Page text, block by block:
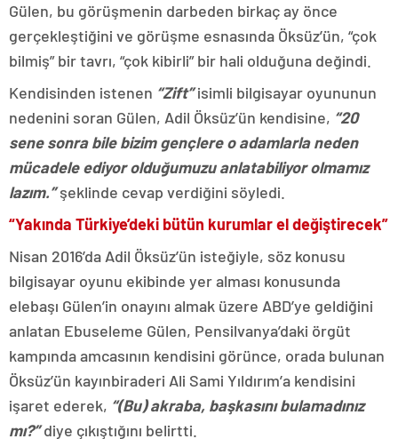
Gülen, bu görüşmenin darbeden birkaç ay önce
gerçekleştiğini ve görüşme esnasında Öksüz’ün, “çok
bilmiş” bir tavrı, “çok kibirli” bir hali olduğuna değindi.
Kendisinden istenen “Zift”isimli bilgisayar oyununun
nedenini soran Gülen, Adil Öksüz’ün kendisine, “20
sene sonra bile bizim gençlere o adamlarla neden
mücadele ediyor olduğumuzu anlatabiliyor olmamız
lazım.”şeklinde cevap verdiğini söyledi.
“Yakında Türkiye’deki bütün kurumlar el değiştirecek”
Nisan 2016’da Adil Öksüz’ün isteğiyle, söz konusu
bilgisayar oyunu ekibinde yer alması konusunda
elebaşı Gülen’in onayını almak üzere ABD’ye geldiğini
anlatan Ebuseleme Gülen, Pensilvanya’daki örgüt
kampında amcasının kendisini görünce, orada bulunan
Öksüz’ün kayınbiraderi Ali Sami Yıldırım’a kendisini
işaret ederek, “(Bu) akraba, başkasını bulamadınız
mı?”diye çıkıştığını belirtti.